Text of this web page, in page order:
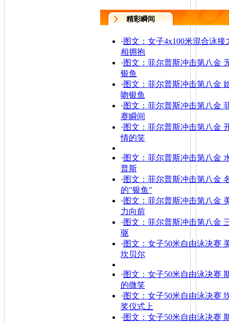
精彩瞬间
·图文：女子4x100米混合泳接
相拥抱
·图文：菲尔普斯冲击第八金
银鱼
·图文：菲尔普斯冲击第八金
吻银鱼
·图文：菲尔普斯冲击第八金
赛瞬间
·图文：菲尔普斯冲击第八金
情的笑
·图文：菲尔普斯冲击第八金
普斯
·图文：菲尔普斯冲击第八金
的"银鱼"
·图文：菲尔普斯冲击第八金
力向前
·图文：菲尔普斯冲击第八金
驱
·图文：女子50米自由泳决赛
坎贝尔
·图文：女子50米自由泳决赛
的微笑
·图文：女子50米自由泳决赛
奖仪式上
·图文：女子50米自由泳决赛